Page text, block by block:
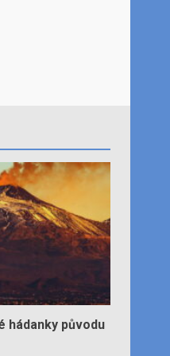
hádanky původu